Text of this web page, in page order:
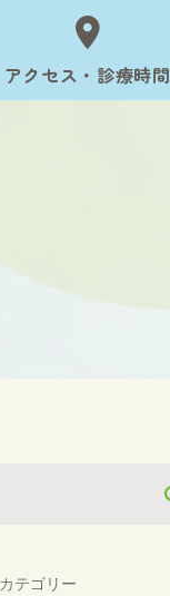
アクセス・診療時間
カテゴリー